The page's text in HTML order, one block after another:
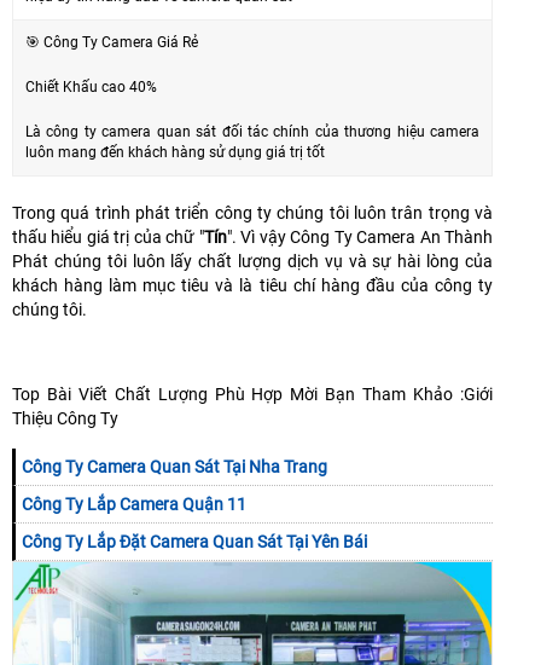
🎯 Công Ty Camera Giá Rẻ
Chiết Khấu cao 40%
Là công ty camera quan sát đối tác chính của thương hiệu camera
luôn mang đến khách hàng sử dụng giá trị tốt
Trong quá trình phát triển công ty chúng tôi luôn trân trọng và
thấu hiểu giá trị của chữ "Tín". Vì vậy Công Ty Camera An Thành
Phát chúng tôi luôn lấy chất lượng dịch vụ và sự hài lòng của
khách hàng làm mục tiêu và là tiêu chí hàng đầu của công ty
chúng tôi.
Top Bài Viết Chất Lượng Phù Hợp Mời Bạn Tham Khảo :Giới
Thiệu Công Ty
Công Ty Camera Quan Sát Tại Nha Trang
Công Ty Lắp Camera Quận 11
Công Ty Lắp Đặt Camera Quan Sát Tại Yên Bái